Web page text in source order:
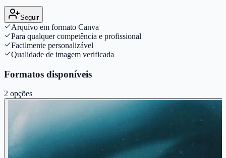
Seguir
Arquivo em formato Canva
Para qualquer competência e profissional
Facilmente personalizável
Qualidade de imagem verificada
Formatos disponíveis
2 opções